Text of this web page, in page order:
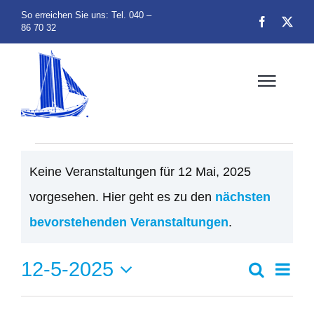
Zum
springen
So erreichen Sie uns: Tel. 040 –
86 70 32
Über uns
für
12
Hinweis
Keine Veranstaltungen für 12 Mai, 2025
vorgesehen. Hier geht es zu den nächsten
bevorstehenden Veranstaltungen.
Suche
Tag
12-5-2025
Datum